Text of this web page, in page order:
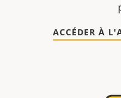
ACCÉDER À